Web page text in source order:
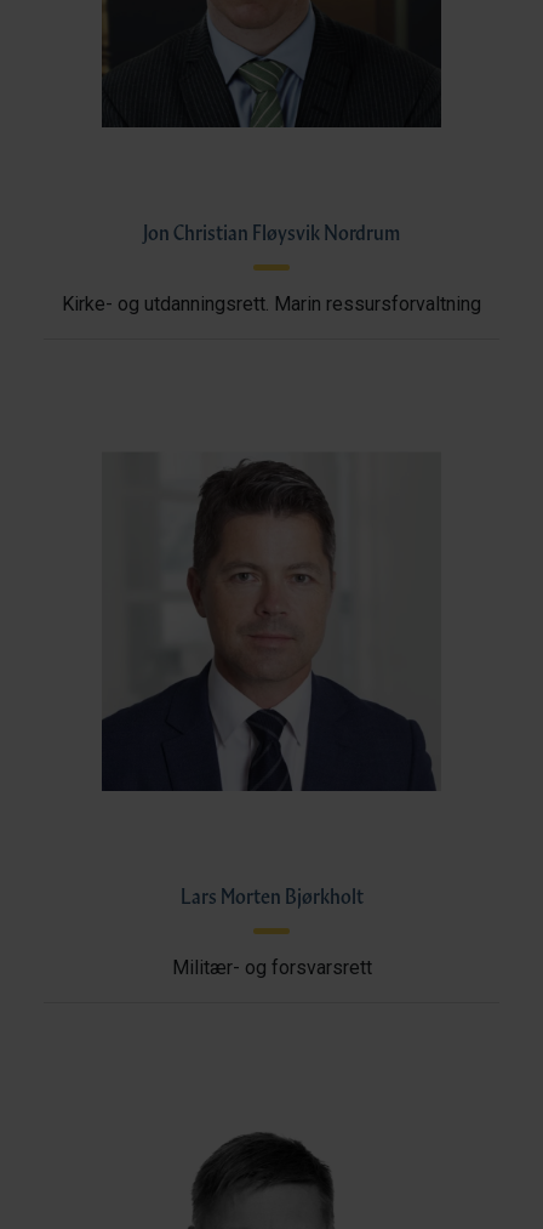
Jon Christian Fløysvik Nordrum
Kirke- og utdanningsrett. Marin ressursforvaltning
Lars Morten Bjørkholt
Militær- og forsvarsrett